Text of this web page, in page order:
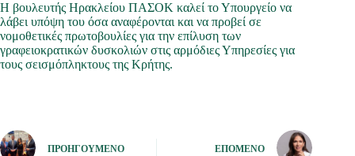
Η βουλευτής Ηρακλείου ΠΑΣΟΚ καλεί το Υπουργείο να
λάβει υπόψη του όσα αναφέρονται και να προβεί σε
νομοθετικές πρωτοβουλίες για την επίλυση των
γραφειοκρατικών δυσκολιών στις αρμόδιες Υπηρεσίες για
τους σεισμόπληκτους της Κρήτης.
ΠΡΟΗΓΟΎΜΕΝΟ ΕΠΌΜΕΝΟ